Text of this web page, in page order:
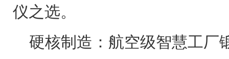
仪之选。
硬核制造：航空级智慧工厂